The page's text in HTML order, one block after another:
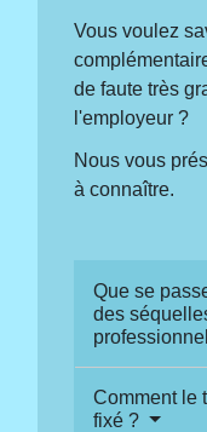
Vous voulez
de faute très
l'employeur ?
Nous vous
à connaître.
Que se
des
Comment le
fixé ?